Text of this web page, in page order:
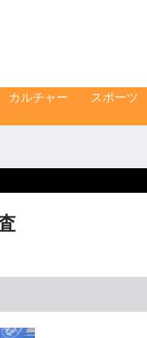
カルチャー
スポーツ